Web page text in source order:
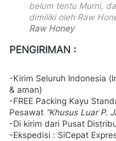
belum tentu Murni,
dimiliki oleh Raw
Raw Honey
PENGIRIMAN :
-Kirim Seluruh Indonesia
& aman)
-FREE Packing Kayu
Pesawat “Khusus Luar P.
-Di kirim dari Pusat
-Ekspedisi : SiCepat